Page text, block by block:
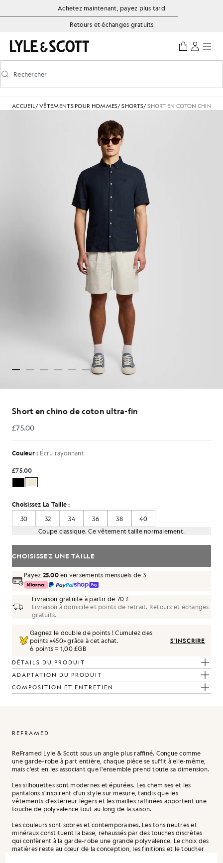
Aller directement au contenu principal
Informations sur l'accessibilité
Achetez maintenant, payez plus tard
Retours et échanges gratuits
Activer/désactiver la recherche prédictive
Rechercher
ACCUEIL/VÊTEMENTS POUR HOMMES/SHORTS/SHORT EN COTON CHINO
Short en chino de coton ultra-fin
£75.00
£75.00
Couleur : Écru rayonnant
£75.00
Choisissez La Taille :
30
32 34 36 38
40
Coupe classique. Ce vêtement taille normalement.
CHOISISSEZ UNE TAILLE
Payez 25.00en versements mensuels de 3
Livraison gratuite à partir de 70 £
Livraison à domicile et points de retrait. Retours et échanges
gratuits.
Gagnez le double de points ! Cumulez des
points «450» grâce à cet achat.
6 points = 1,00 £GB
S'INSCRIRE
DÉTAILS DU PRODUIT
ADAPTATION DU PRODUIT
COMPOSITION ET ENTRETIEN
REFRAMED
ReFramed Lyle & Scott sous un angle plus raffiné. Conçue comme
une garde-robe à part entière, chaque pièce se suffit à elle-même,
mais c'est en les associant que l'ensemble prend toute sa dimension.
Les silhouettes sont modernes et épurées. Les chemises et les
pantalons s'inspirent d'un style sur mesure, tandis que les
vêtements d'extérieur légers et les mailles raffinées apportent une
touche de polyvalence tout au long de la saison.
Les couleurs sont sobres et contemporaines. Les tons neutres et
minéraux constituent la base, rehaussés par des touches discrètes
qui confèrent à la garde-robe une grande polyvalence. Le choix des
matières reste au cœur de la conception, les finitions et le toucher